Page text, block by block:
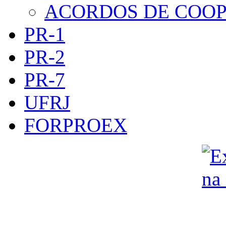
ACORDOS DE
PR-1
PR-2
PR-7
UFRJ
FORPROEX